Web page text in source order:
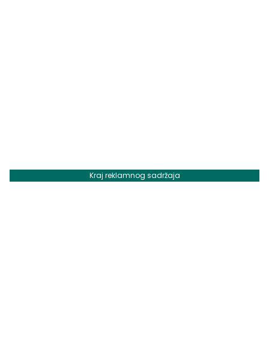
Kraj reklamnog sadržaja